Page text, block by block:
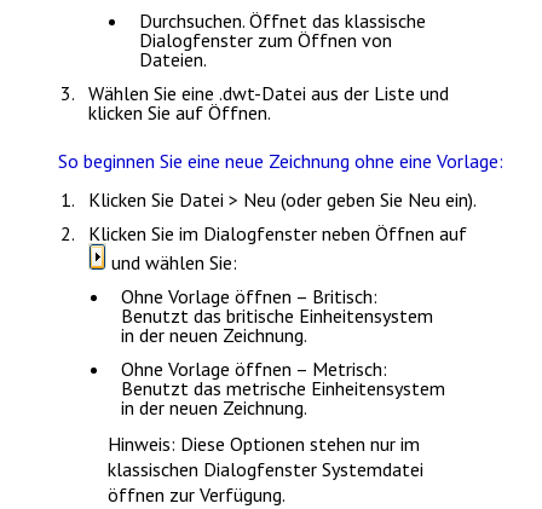
Durchsuchen. Öffnet das klassische
Dialogfenster zum Öffnen von
Dateien.
Wählen Sie eine .dwt-Datei aus der Liste und
klicken Sie aufÖffnen.
So beginnen Sie eine neue Zeichnung ohne eine Vorlage:
Klicken Sie Datei > Neu (oder geben Sie Neu ein).
Klicken Sie im Dialogfenster nebenÖffnen auf
und wählen Sie:
Ohne Vorlage öffnen – Britisch:
Benutzt das britische Einheitensystem
in der neuen Zeichnung.
Ohne Vorlage öffnen – Metrisch:
Benutzt das metrische Einheitensystem
in der neuen Zeichnung.
Hinweis: Diese Optionen stehen nur im
klassischen DialogfensterSystemdatei
öffnen zur Verfügung.